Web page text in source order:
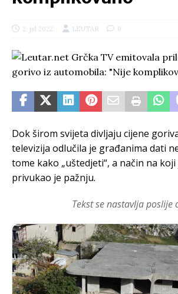
2. jul 2022. LEUTAR 0
Dok širom svijeta divljaju cijene
televizija odlučila je građanima dati
tome kako „uštedjeti“, a način na
privukao je pažnju.
Tekst se nastavlja poslije